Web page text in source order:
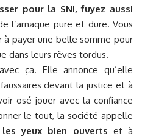
pour la SNI, fuyez aussi
l’arnaque pure et dure. Vous
payer une belle somme pour
dans leurs rêves tordus.
ça. Elle annonce qu’elle
devant la justice et à
osé jouer avec la confiance
le tout, la société appelle
yeux bien ouverts et à